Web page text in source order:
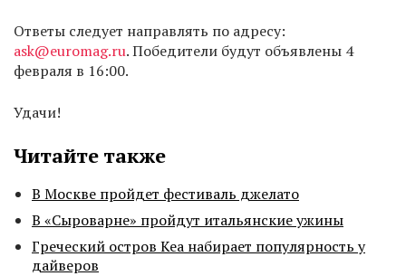
Ответы следует направлять по адресу:
ask@euromag.ru. Победители будут объявлены 4
февраля в 16:00.
Удачи!
Читайте также
В Москве пройдет фестиваль джелато
В «Сыроварне» пройдут итальянские ужины
Греческий остров Кеа набирает популярность у
дайверов